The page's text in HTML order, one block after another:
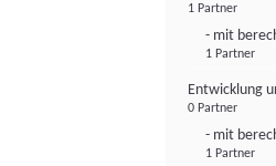
1 Partner
- mit
1 Partner
Entwicklung
0 Partner
- mit
1 Partner